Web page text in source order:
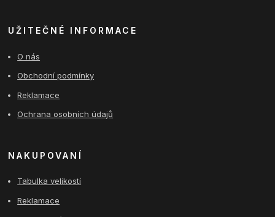
UŽITEČNÉ INFORMACE
O nás
Obchodní podmínky
Reklamace
Ochrana osobních údajů
NAKUPOVANÍ
Tabulka velikostí
Reklamace